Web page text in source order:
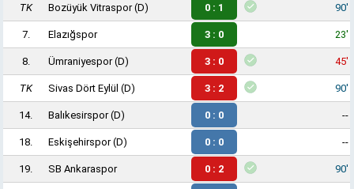
TK Bozüyük Vitraspor(D) 0 : 1 90'
7. Elazığspor 3 : 0 23'
8. Ümraniyespor(D) 3 : 0 45'
TK Sivas Dört Eylül (D) 3 : 2 90'
14. Balıkesirspor(D) 0 : 0 --
18. Eskişehirspor(D) 0 : 0 --
19. SB Ankaraspor 0 : 2 90'